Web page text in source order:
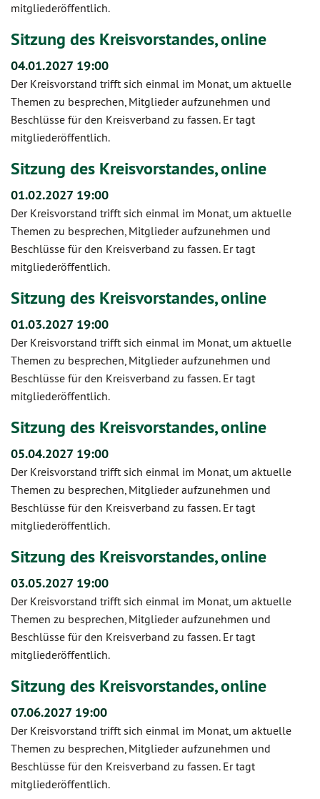
mitgliederöffentlich.
Sitzung des Kreisvorstandes, online
04.01.2027 19:00
Der Kreisvorstand trifft sich einmal im Monat, um aktuelle
Themen zu besprechen, Mitglieder aufzunehmen und
Beschlüsse für den Kreisverband zu fassen. Er tagt
mitgliederöffentlich.
Sitzung des Kreisvorstandes, online
01.02.2027 19:00
Der Kreisvorstand trifft sich einmal im Monat, um aktuelle
Themen zu besprechen, Mitglieder aufzunehmen und
Beschlüsse für den Kreisverband zu fassen. Er tagt
mitgliederöffentlich.
Sitzung des Kreisvorstandes, online
01.03.2027 19:00
Der Kreisvorstand trifft sich einmal im Monat, um aktuelle
Themen zu besprechen, Mitglieder aufzunehmen und
Beschlüsse für den Kreisverband zu fassen. Er tagt
mitgliederöffentlich.
Sitzung des Kreisvorstandes, online
05.04.2027 19:00
Der Kreisvorstand trifft sich einmal im Monat, um aktuelle
Themen zu besprechen, Mitglieder aufzunehmen und
Beschlüsse für den Kreisverband zu fassen. Er tagt
mitgliederöffentlich.
Sitzung des Kreisvorstandes, online
03.05.2027 19:00
Der Kreisvorstand trifft sich einmal im Monat, um aktuelle
Themen zu besprechen, Mitglieder aufzunehmen und
Beschlüsse für den Kreisverband zu fassen. Er tagt
mitgliederöffentlich.
Sitzung des Kreisvorstandes, online
07.06.2027 19:00
Der Kreisvorstand trifft sich einmal im Monat, um aktuelle
Themen zu besprechen, Mitglieder aufzunehmen und
Beschlüsse für den Kreisverband zu fassen. Er tagt
mitgliederöffentlich.